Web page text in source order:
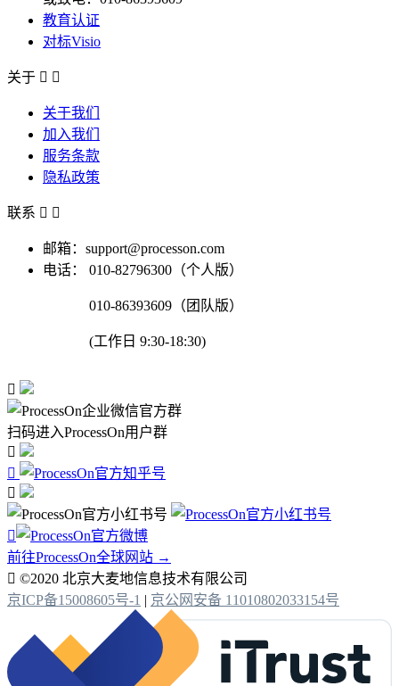
教育认证
对标Visio
关于  
关于我们
加入我们
服务条款
隐私政策
联系  
邮箱：support@processon.com
电话：
010-82796300（个人版）
010-86393609（团队版）
(工作日 9:30-18:30)

扫码进入ProcessOn用户群




前往ProcessOn全球网站 →
 ©2020 北京大麦地信息技术有限公司
京ICP备15008605号-1 | 京公网安备 11010802033154号